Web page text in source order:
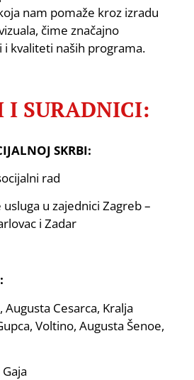
nam pomaže kroz izradu
čime značajno
kvaliteti naših programa.
I SURADNICI:
SKRBI:
rad
u zajednici Zagreb –
i Zadar
Cesarca, Kralja
Voltino, Augusta Šenoe,